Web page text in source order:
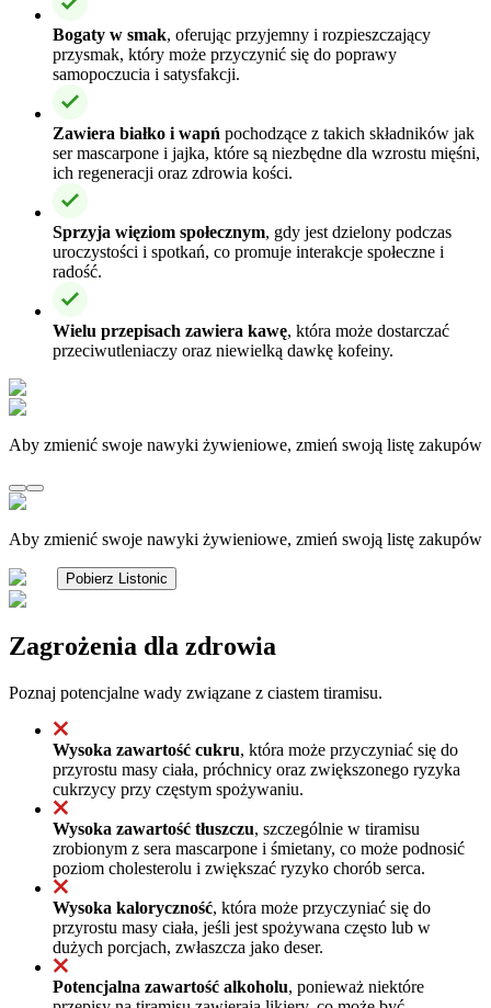
Bogaty w smak, oferując przyjemny i rozpieszczający
przysmak, który może przyczynić się do poprawy
samopoczucia i satysfakcji.
Zawiera białko i wapń pochodzące z takich składników jak
ser mascarpone i jajka, które są niezbędne dla wzrostu mięśni,
ich regeneracji oraz zdrowia kości.
Sprzyja więziom społecznym, gdy jest dzielony podczas
uroczystości i spotkań, co promuje interakcje społeczne i
radość.
Wielu przepisach zawiera kawę, która może dostarczać
przeciwutleniaczy oraz niewielką dawkę kofeiny.
Aby zmienić swoje nawyki żywieniowe, zmień swoją listę zakupów
Aby zmienić swoje nawyki żywieniowe, zmień swoją listę zakupów
Pobierz Listonic
Zagrożenia dla zdrowia
Poznaj potencjalne wady związane z ciastem tiramisu.
Wysoka zawartość cukru, która może przyczyniać się do
przyrostu masy ciała, próchnicy oraz zwiększonego ryzyka
cukrzycy przy częstym spożywaniu.
Wysoka zawartość tłuszczu, szczególnie w tiramisu
zrobionym z sera mascarpone i śmietany, co może podnosić
poziom cholesterolu i zwiększać ryzyko chorób serca.
Wysoka kaloryczność, która może przyczyniać się do
przyrostu masy ciała, jeśli jest spożywana często lub w
dużych porcjach, zwłaszcza jako deser.
Potencjalna zawartość alkoholu, ponieważ niektóre